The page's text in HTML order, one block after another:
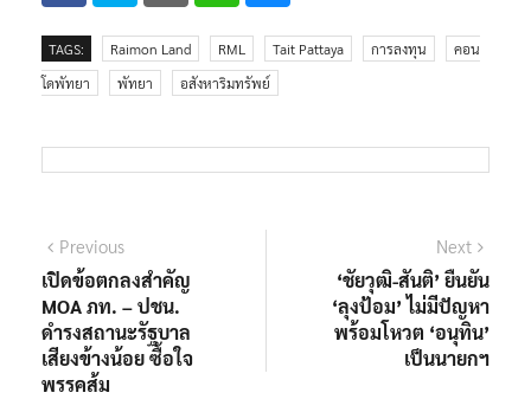
TAGS: Raimon Land RML Tait Pattaya การลงทุน
คอน
โดพัทยา
พัทยา อสังหาริมทรัพย์
แนะแนว
เรื่อง
PreviousPrevious
post:
เปิดข้อตกลงสำคัญ
MOA ภท. – ปชน.
ดำรงสถานะรัฐบาล
เสียงข้างน้อย ซื้อใจ
พรรคส้ม
Next
post:
‘ชัยวุฒิ-สันติ’ ยืนยัน
‘ลุงป้อม’ ไม่มีปัญหา
พร้อมโหวต ‘อนุทิน’
เป็นนายกฯ